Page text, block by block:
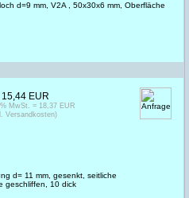
d=9 mm, V2A , 50x30x6 mm, Oberfläche
d= 11 mm, gesenkt, seitliche
geschliffen, 10 dick
15,44 EUR
MwSt. = 18,37 EUR
Versandkosten)